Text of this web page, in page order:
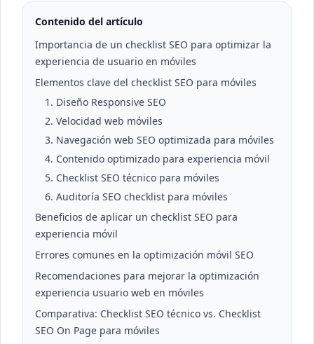
Contenido del artículo
Importancia de un checklist SEO para optimizar la
experiencia de usuario en móviles
Elementos clave del checklist SEO para móviles
1. Diseño Responsive SEO
2. Velocidad web móviles
3. Navegación web SEO optimizada para móviles
4. Contenido optimizado para experiencia móvil
5. Checklist SEO técnico para móviles
6. Auditoría SEO checklist para móviles
Beneficios de aplicar un checklist SEO para
experiencia móvil
Errores comunes en la optimización móvil SEO
Recomendaciones para mejorar la optimización
experiencia usuario web en móviles
Comparativa: Checklist SEO técnico vs. Checklist
SEO On Page para móviles